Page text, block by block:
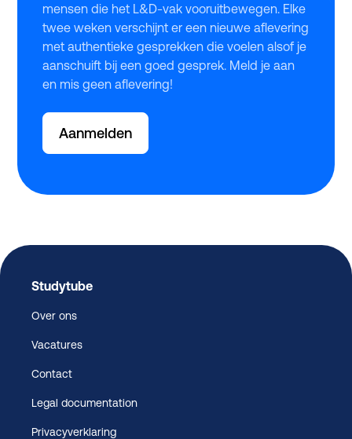
mensen die het L&D-vak vooruitbewegen. Elke
twee weken verschijnt er een nieuwe aflevering
met authentieke gesprekken die voelen alsof je
aanschuift bij een goed gesprek. Meld je aan
en mis geen aflevering!
Aanmelden
Studytube
Over ons
Vacatures
Contact
Legal documentation
Privacyverklaring